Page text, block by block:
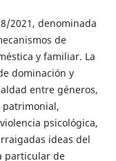
2021, denominada
de
y familiar. La
dominación y
entre géneros,
patrimonial,
psicológica,
ideas del
particular de